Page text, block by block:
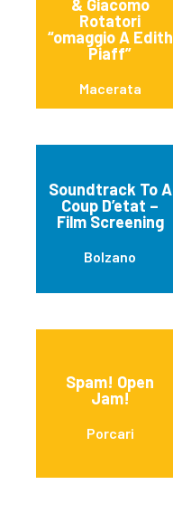
& Giacomo
Rotatori
“omaggio A Edith
Piaff”
Macerata
Soundtrack To A
Coup D’etat –
Film Screening
Bolzano
Spam! Open
Jam!
Porcari